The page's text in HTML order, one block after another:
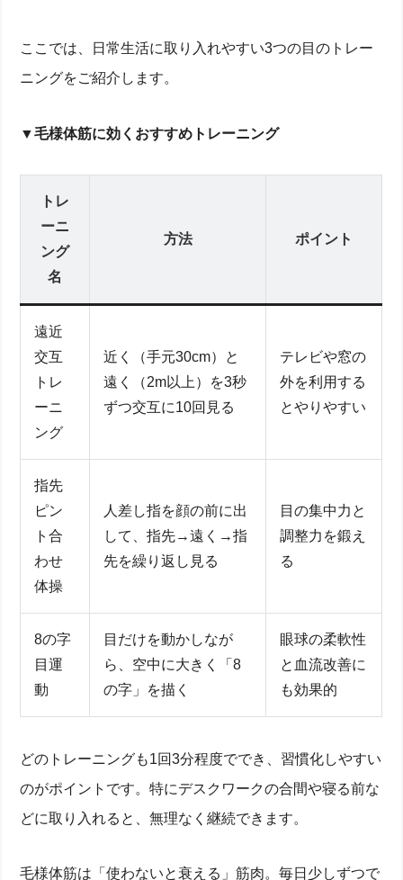
ここでは、日常生活に取り入れやすい3つの目のトレー
ニングをご紹介します。
▼毛様体筋に効くおすすめトレーニング
トレ
ーニ
ング
名
方法 ポイント
遠近
交互
トレ
ーニ
ング
近く（手元30cm）と
遠く（2m以上）を3秒
ずつ交互に10回見る
テレビや窓の
外を利用する
とやりやすい
指先
ピン
ト合
わせ
体操
人差し指を顔の前に出
して、指先→遠く→指
先を繰り返し見る
目の集中力と
調整力を鍛え
る
8の字
目運
動
目だけを動かしなが
ら、空中に大きく「8
の字」を描く
眼球の柔軟性
と血流改善に
も効果的
どのトレーニングも1回3分程度ででき、習慣化しやすい
のがポイントです。特にデスクワークの合間や寝る前な
どに取り入れると、無理なく継続できます。
毛様体筋は「使わないと衰える」筋肉。毎日少しずつで
加齢で起こるピント調節力の低下
連携
毛様体筋の衰えが老眼に与える影響とは？
毛様体筋が衰えるとどうなる？症状とチェックポイ
毛様体筋を疲れさせない！生活習慣の工夫